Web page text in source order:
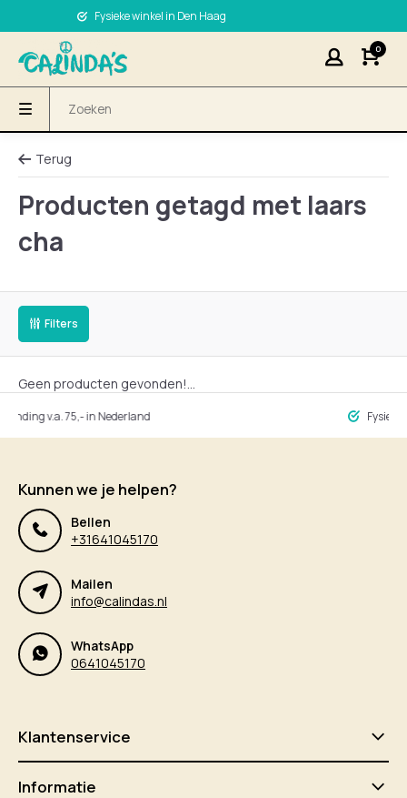
Fysieke winkel in Den Haag
0
Terug
Producten getagd met laars
cha
Filters
Geen producten gevonden!...
v.a. 75,- in Nederland Fysieke
Kunnen we je helpen?
Bellen
+31641045170
Mailen
info@calindas.nl
WhatsApp
0641045170
Klantenservice
Informatie